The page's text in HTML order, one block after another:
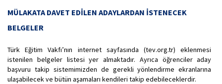
MÜLAKATA DAVET EDİLEN ADAYLARDAN İSTENECEK
BELGELER
Türk Eğitim Vakfı’nın internet sayfasında (tev.org.tr) eklenmesi
istenilen belgeler listesi yer almaktadır. Ayrıca öğrenciler aday
başvuru takip sistemimizden de gerekli yönlendirme ekranlarına
ulaşabilecek ve bütün aşamaları kendileri takip edebileceklerdir.